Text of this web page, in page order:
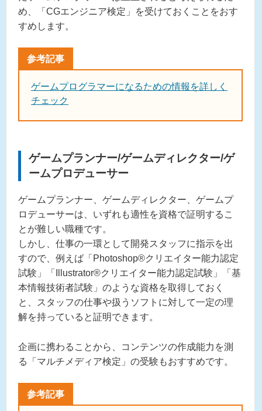
め、「CGエンジニア検定」を受けておくことをおす
すめします。
ゲームプログラマーになるための情報を詳しく
チェック
ゲームプランナー/ゲームディレクター/ゲ
ームプロデューサー
ゲームプランナー、ゲームディレクター、ゲームプ
ロデューサーは、いずれも適性を資格で証明するこ
とが難しい職種です。
しかし、仕事の一環として開発スタッフに指示を出
すので、例えば「Photoshop®︎クリエイター能力認定
試験」「Illustrator®︎クリエイター能力認定試験」「基
本情報技術者試験」のような資格を取得しておく
と、スタッフの仕事や扱うソフトに対して一定の理
解を持っていると証明できます。
企画に携わることから、コンテンツの作成能力を測
る「マルチメディア検定」の受験もおすすめです。